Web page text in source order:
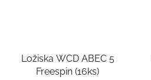
Ložiska WCD ABEC 5
Freespin (16ks)